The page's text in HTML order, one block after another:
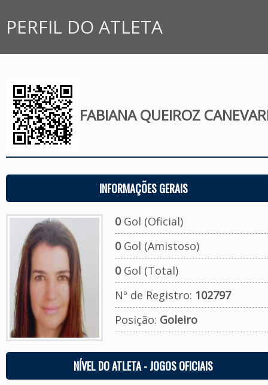
PERFIL DO ATLETA
FABIANA QUEIROZ
INFORMAÇÕES GERAIS
0Gol (Oficial)
0Gol (Amistoso)
0Gol (Total)
Nº de Registro: 102797
Posição: Goleiro
NÍVEL DO ATLETA - JOGOS OFICIAIS